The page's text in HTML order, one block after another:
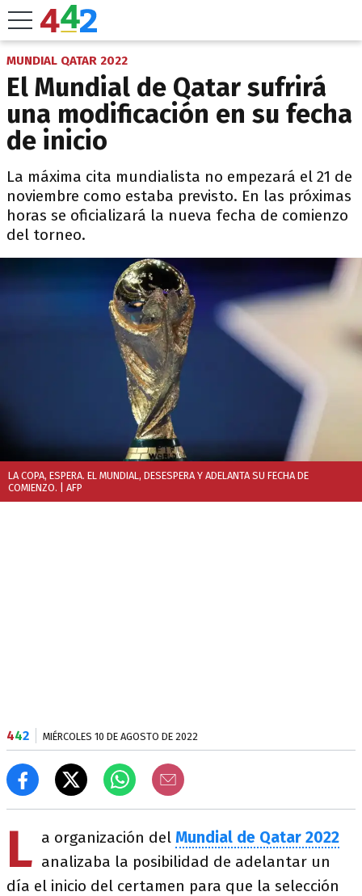
MUNDIAL QATAR 2022
El Mundial de Qatar sufrirá
una modificación en su fecha
de inicio
La máxima cita mundialista no empezará el 21 de
noviembre como estaba previsto. En las próximas
horas se oficializará la nueva fecha de comienzo
del torneo.
LA COPA, ESPERA. EL MUNDIAL, DESESPERA Y ADELANTA SU FECHA DE
COMIENZO. | AFP
442 MIÉRCOLES 10 DE AGOSTO DE 2022
L a organización del Mundial de Qatar 2022
analizaba la posibilidad de adelantar un
día el inicio del certamen para que la selección